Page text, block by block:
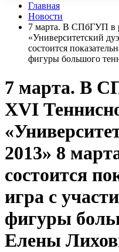
Главная
Новости
7 марта. В СПбГУП в
«Университетский
состоится
фигуры большого
7 марта. В
XVI
2013» 8
состоится
игра с
фигуры
Елены